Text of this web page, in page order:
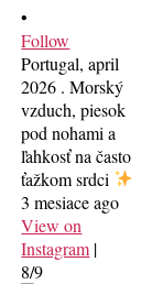
•
Follow
Portugal, april
2026 . Morský
vzduch, piesok
pod nohami a
ľahkosť na často
ťažkom srdci
3 mesiace ago
View on
Instagram |
8/9